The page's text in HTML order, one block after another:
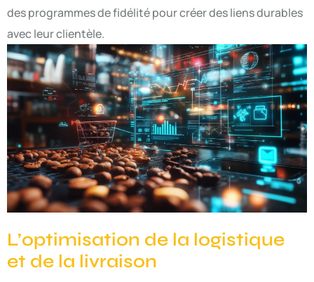
des programmes de fidélité pour créer des liens durables
avec leur clientèle.
L’optimisation de la logistique
et de la livraison